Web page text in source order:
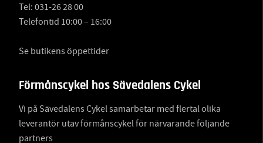
Tel: 031-26 28 00
Telefontid 10:00 – 16:00
Se butikens öppettider
Förmånscykel hos Sävedalens Cykel
Vi på Sävedalens Cykel samarbetar med flertal olika
leverantör utav förmånscykel för närvarande följande
partners